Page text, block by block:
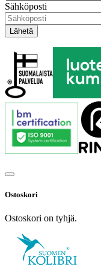
Sähköposti
Ostoskori
Ostoskori on tyhjä.